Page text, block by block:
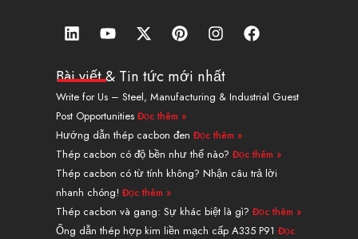
L
i
k
e
d
i
n
Y
o
t
b
e
X
-
w
i
t
t
e
r
P
i
t
e
r
e
s
t
I
n
t
a
g
a
m
F
a
b
o
Bài viết & Tin tức mới nhất
Write for Us – Steel, Manufacturing & Industrial Guest
Post Opportunities Đọc thêm »
Hướng dẫn thép cacbon đen Đọc thêm »
Thép cacbon có độ bền như thế nào? Đọc thêm »
Thép cacbon có từ tính không? Nhận câu trả lời
nhanh chóng! Đọc thêm »
Thép cacbon và gang: Sự khác biệt là gì? Đọc thêm »
Ống dẫn thép hợp kim liền mạch cấp A335 P91 Đọc